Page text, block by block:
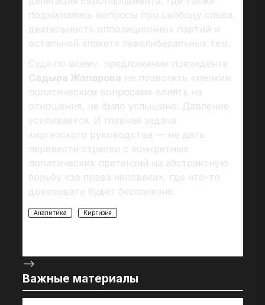
поднимались вопросы про свободу слова,
деятельность оппозиционных партий и
остальной «пакет» леволиберальных тем.
Судя по всему, предложение президента
Садыра Жапарова не позволять «мелким
политическим вопросам» влиять на
отношения, не было услышано. Давление
усиливается. И главная задача
киргизского руководства — не дать
перевести стрелки с конкретных
политических претензий на абстрактную
борьбу «за права человека», где что-то
доказывать будет бесполезно.
Аналитика Киргизия
-->
Важные материалы